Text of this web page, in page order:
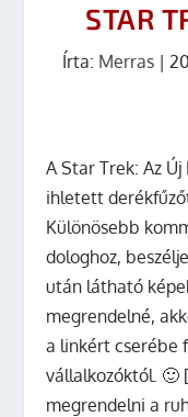
STAR
Írta: Merras|
A Star Trek: Az
ihletett
Különösebb
dologhoz,
után látható
megrendelné,
a linkért cserébe
vállalkozóktól. 🙂
megrendelni a